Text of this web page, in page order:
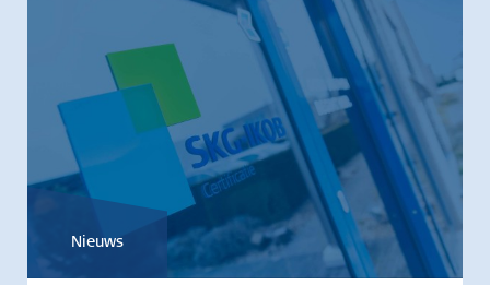
Nieuws